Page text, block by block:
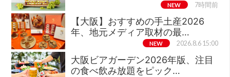
NEW 7時間前
【大阪】おすすめの手土産2026
年、地元メディア取材の最…
NEW 2026.8.6 15:00
大阪ビアガーデン2026年版、注目
の食べ飲み放題をピック…